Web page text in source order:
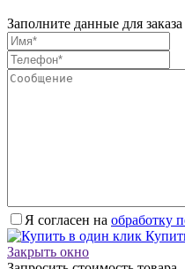
Заполните данные для заказа
Я согласен на обработку
Закрыть окно